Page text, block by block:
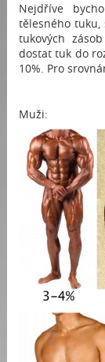
Nejdříve
tělesného
tukových
dostat tuk do
10%. Pro
Muži: